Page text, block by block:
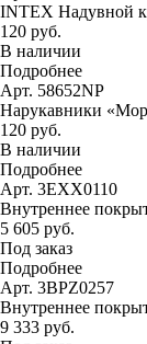
INTEX Надувной
120 руб.
В наличии
Подробнее
Арт. 58652NP
Нарукавники
120 руб.
В наличии
Подробнее
Арт. 3EXX0110
Внутреннее
5 605 руб.
Под заказ
Подробнее
Арт. 3BPZ0257
Внутреннее
9 333 руб.